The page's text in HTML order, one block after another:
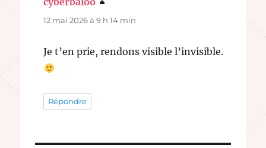
12 mai 2026 à 9 h 14 min
Je t’en prie, rendons visible l’invisible.
Répondre